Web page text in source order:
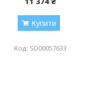
Купити
SD00057633